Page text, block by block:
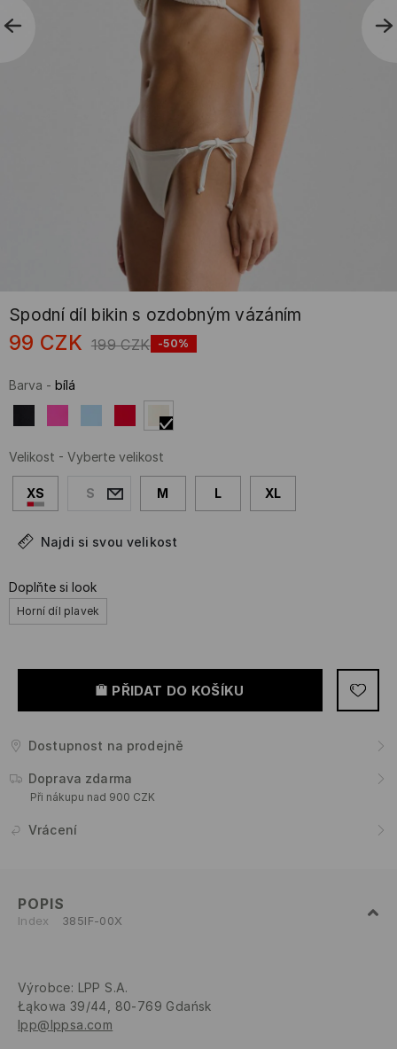
Spodní díl bikin s ozdobným vázáním
99 CZK 199 CZK -50%
Barva - bílá
Velikost - Vyberte velikost
XS S M L XL
Najdi si svou velikost
Doplňte si look
Horní díl plavek
PŘIDAT DO KOŠÍKU
Dostupnost na prodejně
Doprava zdarma
Při nákupu nad 900 CZK
Vrácení
POPIS
Index 385IF-00X
Výrobce: LPP S.A.
Łąkowa 39/44, 80-769 Gdańsk
lpp@lppsa.com